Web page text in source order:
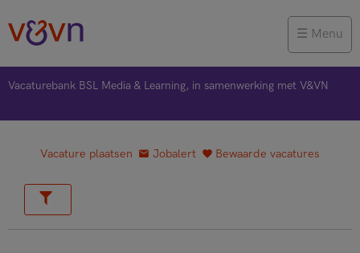
Menu
Vacaturebank BSL Media & Learning, in samenwerking met V&VN
Vacature plaatsen Jobalert Bewaarde vacatures